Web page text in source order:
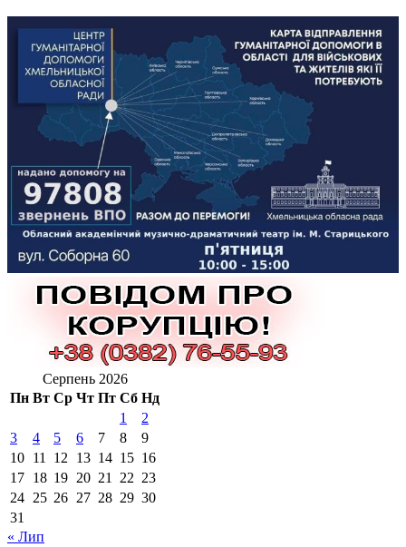
Серпень 2026
Пн Вт Ср Чт Пт Сб Нд
1
2
3
4 5 6 7 8
9
10 11 12 13 14 15 16
17 18 19 20 21 22 23
24 25 26 27 28 29 30
31
« Лип